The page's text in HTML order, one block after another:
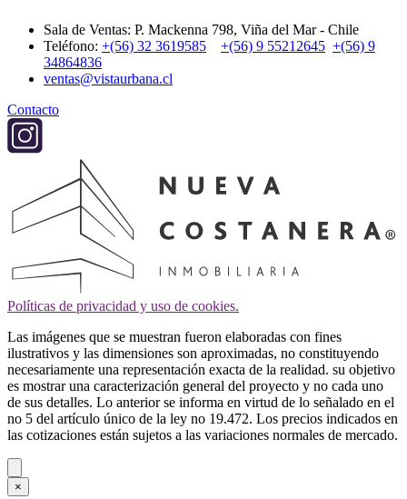
Sala de Ventas: P. Mackenna 798, Viña del Mar - Chile
Teléfono: +(56) 32 3619585 +(56) 9 55212645 +(56) 9
34864836
ventas@vistaurbana.cl
Contacto
Políticas de privacidad y uso de cookies.
Las imágenes que se muestran fueron elaboradas con fines
ilustrativos y las dimensiones son aproximadas, no constituyendo
necesariamente una representación exacta de la realidad. su objetivo
es mostrar una caracterización general del proyecto y no cada uno
de sus detalles. Lo anterior se informa en virtud de lo señalado en el
no 5 del artículo único de la ley no 19.472. Los precios indicados en
las cotizaciones están sujetos a las variaciones normales de mercado.
×